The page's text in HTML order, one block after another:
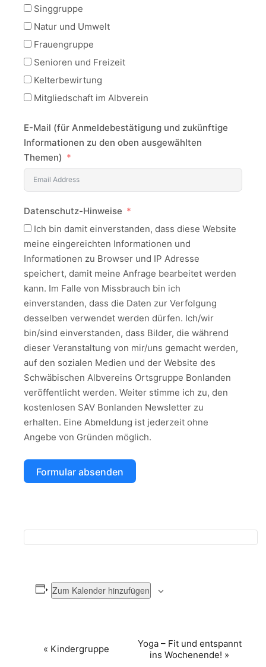
Singgruppe
Natur und Umwelt
Frauengruppe
Senioren und Freizeit
Kelterbewirtung
Mitgliedschaft im Albverein
E-Mail (für Anmeldebestätigung und zukünftige
Informationen zu den oben ausgewählten
Themen)
Datenschutz-Hinweise
Ich bin damit einverstanden, dass diese Website
meine eingereichten Informationen und
Informationen zu Browser und IP Adresse
speichert, damit meine Anfrage bearbeitet werden
kann. Im Falle von Missbrauch bin ich
einverstanden, dass die Daten zur Verfolgung
desselben verwendet werden dürfen. Ich/wir
bin/sind einverstanden, dass Bilder, die während
dieser Veranstaltung von mir/uns gemacht werden,
auf den sozialen Medien und der Website des
Schwäbischen Albvereins Ortsgruppe Bonlanden
veröffentlicht werden. Weiter stimme ich zu, den
kostenlosen SAV Bonlanden Newsletter zu
erhalten. Eine Abmeldung ist jederzeit ohne
Angebe von Gründen möglich.
Formular absenden
Zum Kalender hinzufügen
VERANSTALTUNG-
NAVIGATION
« Kindergruppe
Yoga – Fit und entspannt
ins Wochenende! »